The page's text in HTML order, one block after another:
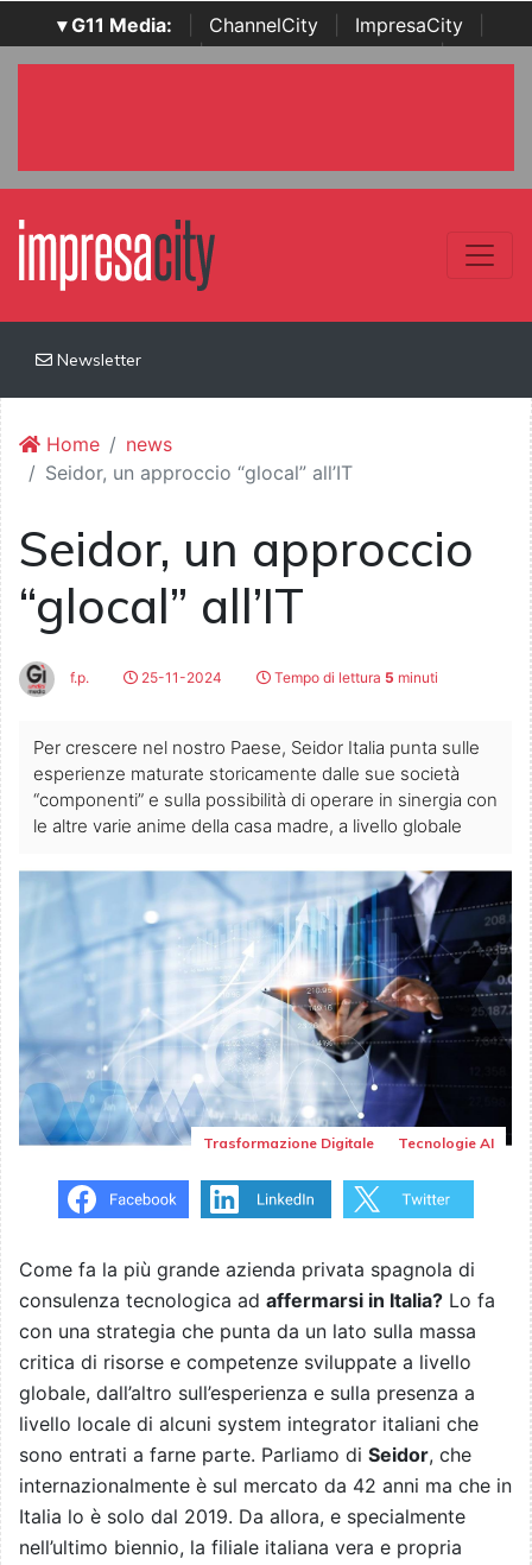
▾ G11 Media: ChannelCity ImpresaCity
SecurityOpenLab | Italian Channel Awards | Italian
Newsletter
Home
news
Seidor, un approccio “glocal” all’IT
Seidor, un approccio
“glocal” all’IT
f.p. 25-11-2024 Tempo di lettura 5 minuti
Per crescere nel nostro Paese, Seidor Italia punta sulle
esperienze maturate storicamente dalle sue società
“componenti” e sulla possibilità di operare in sinergia con
le altre varie anime della casa madre, a livello globale
Trasformazione Digitale Tecnologie AI
Come fa la più grande azienda privata spagnola di
consulenza tecnologica ad affermarsi in Italia? Lo fa
con una strategia che punta da un lato sulla massa
critica di risorse e competenze sviluppate a livello
globale, dall’altro sull’esperienza e sulla presenza a
livello locale di alcuni system integrator italiani che
sono entrati a farne parte. Parliamo di Seidor, che
internazionalmente è sul mercato da 42 anni ma che in
Italia lo è solo dal 2019. Da allora, e specialmente
nell’ultimo biennio, la filiale italiana vera e propria